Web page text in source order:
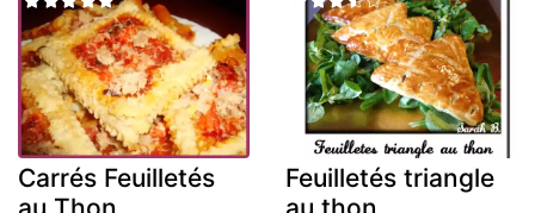
Carrés Feuilletés
Feuilletés triangle